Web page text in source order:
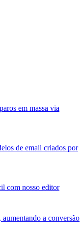
em massa via
de email criados por
com nosso editor
aumentando a conversão